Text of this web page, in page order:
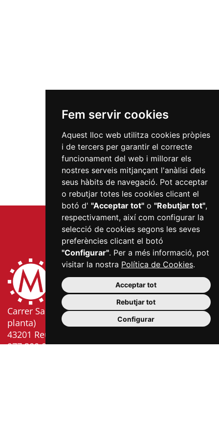
Fem servir cookies
Aquest lloc web utilitza cookies pròpies
i de tercers per garantir el correcte
funcionament del web i millorar els
nostres serveis mitjançant l'anàlisi dels
seus hàbits de navegació. Pot acceptar
o rebutjar totes les cookies clicant el
botó d' "Acceptar tot"o "Rebutjar tot",
respectivament, així com configurar la
selecció de cookies segons les seves
preferències clicant el botó
"Configurar". Per a més informació, pot
visitar la nostra Política de Cookies.
Acceptar tot
Rebutjar tot
Configurar
Carrer Sardà i Cailà, s/n (edifici Mercat Central, 2a
planta)
43201 Reus
977 300 006